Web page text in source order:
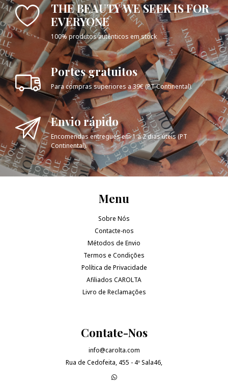
THE BEAUTY WE SEEK IS FOR
EVERYONE
100% produtos autênticos em stock
Portes gratuitos
Para compras superiores a 39€ (PT Continental).
Envio rápido
Encomendas entregues em 1 a 2 dias úteis (PT
Continental).
Menu
Sobre Nós
Contacte-nos
Métodos de Envio
Termos e Condições
Política de Privacidade
Afiliados CAROLTA
Livro de Reclamações
Contate-Nos
info@carolta.com
Rua de Cedofeita, 455 - 4º Sala46,